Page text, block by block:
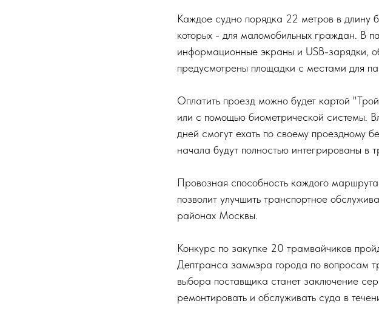
Каждое судно порядка 22 метров в длину
которых - для маломобильных граждан. В
информационные экраны и USB-зарядки,
предусмотрены площадки с местами для
Оплатить проезд можно будет картой
или с помощью биометрической системы.
дней смогут ехать по своему проездному
начала будут полностью интегрированы в
Провозная способность каждого
позволит улучшить транспортное
районах Москвы.
Конкурс по закупке 20 трамвайчиков
Дептранса заммэра города по вопросам
выбора поставщика станет заключение
ремонтировать и обслуживать суда в